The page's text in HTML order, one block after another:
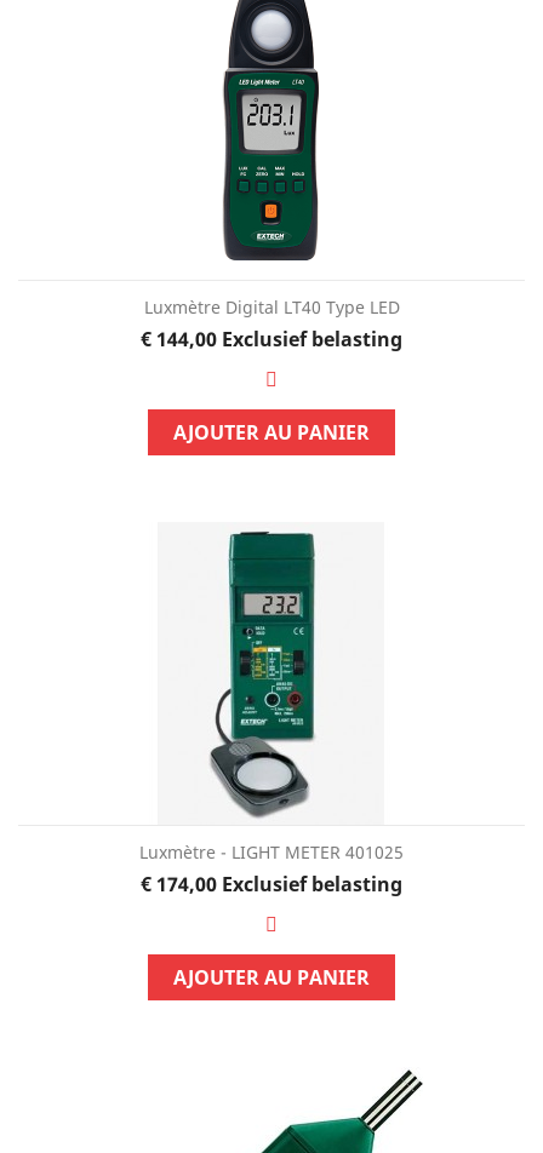
Luxmètre Digital LT40 Type LED
Prijs
€ 144,00 Exclusief belasting
AJOUTER AU PANIER
Luxmètre - LIGHT METER 401025
Prijs
€ 174,00 Exclusief belasting
AJOUTER AU PANIER